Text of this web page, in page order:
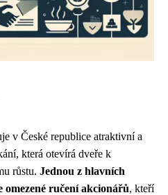
v České republice atraktivní a
která otevírá dveře k
růstu. Jednou z hlavních
omezené ručení akcionářů, kteří